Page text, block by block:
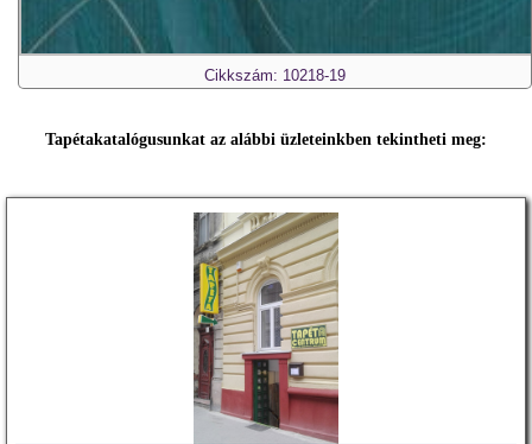
Cikkszám: 10218-19
Tapétakatalógusunkat az alábbi üzleteinkben tekintheti meg: